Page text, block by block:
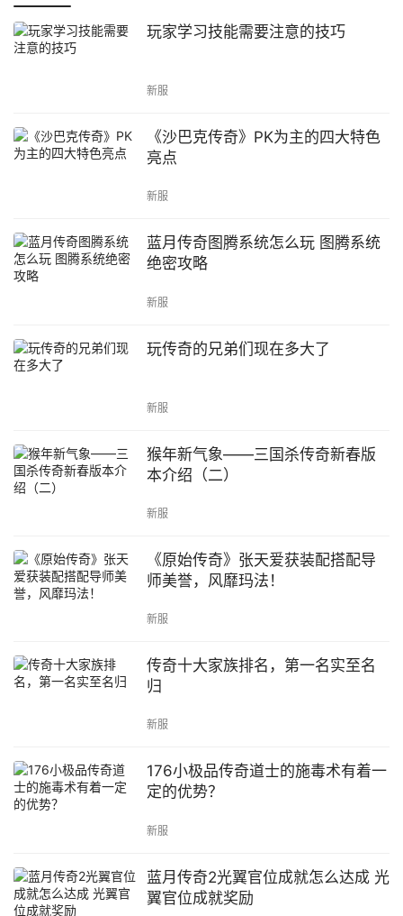
玩家学习技能需要注意的技巧
新服
《沙巴克传奇》PK为主的四大特色
亮点
新服
蓝月传奇图腾系统怎么玩 图腾系统
绝密攻略
新服
玩传奇的兄弟们现在多大了
新服
猴年新气象——三国杀传奇新春版
本介绍（二）
新服
《原始传奇》张天爱获装配搭配导
师美誉，风靡玛法！
新服
传奇十大家族排名，第一名实至名
归
新服
176小极品传奇道士的施毒术有着一
定的优势？
新服
蓝月传奇2光翼官位成就怎么达成 光
翼官位成就奖励